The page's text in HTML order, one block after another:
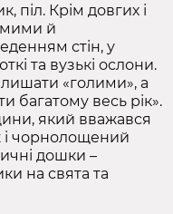
піл. Крім довгих і
й
стін, у
та вузькі ослони.
«голими», а
багатому весь рік».
який вважався
і чорнолощений
дошки –
на свята та